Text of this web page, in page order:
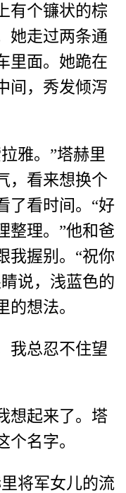
有个镰状的棕
她走过两条通
里面。她跪在
间，秀发倾泻
雅。”塔赫里
，看来想换个
了看时间。“好
整理。”他和爸
我握别。“祝你
说，浅蓝色的
想法。
我总忍不住望
想起来了。塔
名字。
将军女儿的流